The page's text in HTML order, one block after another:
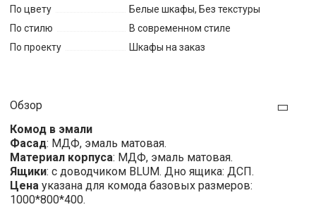
По цвету
Белые шкафы, Без текстуры
По стилю
В современном стиле
По проекту
Шкафы на заказ
Обзор
Комод в эмали
Фасад: МДФ, эмаль матовая.
Материал корпуса: МДФ, эмаль матовая.
Ящики: с доводчиком BLUM. Дно ящика: ДСП.
Цена указана для комода базовых размеров:
1000*800*400.